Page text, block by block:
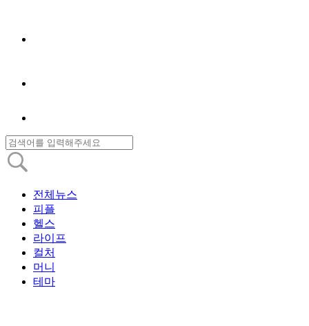
전체뉴스
피플
헬스
라이프
컬처
머니
테마